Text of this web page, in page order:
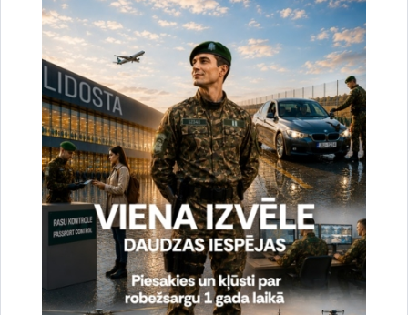
Sagatavoja:
Jolanta Babiško
Valsts robežsardzes Galvenās pārvaldes Stratēģiskās attīstības
un sabiedrisko attiecību nodaļas vecākā speciāliste
67075617, mob.20364206
e-pasts:jolanta.babisko@rs.gov.lv
Saistītas tēmas
Aktualitātes: Statistika